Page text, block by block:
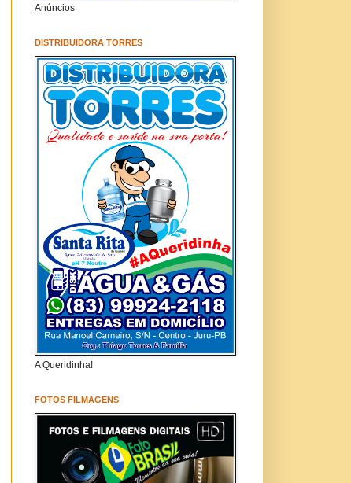
Anúncios
DISTRIBUIDORA TORRES
A Queridinha!
FOTOS FILMAGENS